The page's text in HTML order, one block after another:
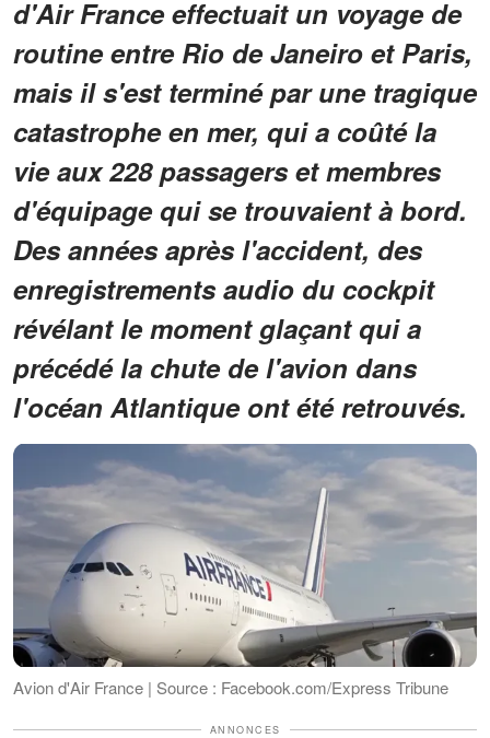
d'Air France effectuait un voyage de
routine entre Rio de Janeiro et Paris,
mais il s'est terminé par une tragique
catastrophe en mer, qui a coûté la
vie aux 228 passagers et membres
d'équipage qui se trouvaient à bord.
Des années après l'accident, des
enregistrements audio du cockpit
révélant le moment glaçant qui a
précédé la chute de l'avion dans
l'océan Atlantique ont été retrouvés.
Avion d'Air France | Source : Facebook.com/Express Tribune
ANNONCES